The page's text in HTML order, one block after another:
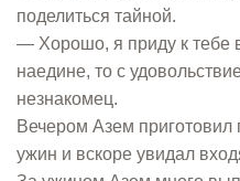
поделиться тайной.
— Хорошо, я приду к тебе
наедине, то с
незнакомец.
Вечером Азем приготовил
ужин и вскоре увидал